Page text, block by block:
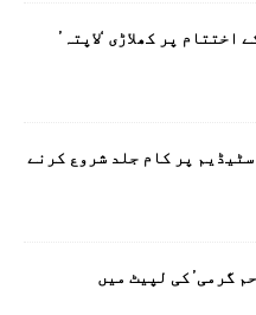
پر کھلاڑی ‘لاپتہ’
پر کام جلد شروع کرنے
گرمی’ کی لپیٹ میں